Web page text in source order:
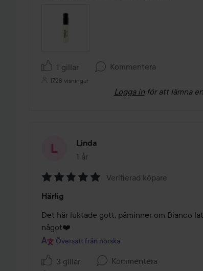
1 gillar Kommentera
1728 visningar
Logga in för att lämna
Linda
1 år
Inlägget skapades 1 år
5
av
5
Verifierad köpare
Härlig
Det här luktade gott, påminner om Bianco
något❤️
Översatt från norska
3 gillar Kommentera